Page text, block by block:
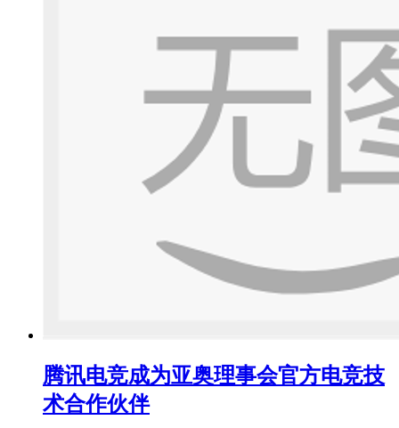
腾讯电竞成为亚奥理事会官方电竞技
术合作伙伴